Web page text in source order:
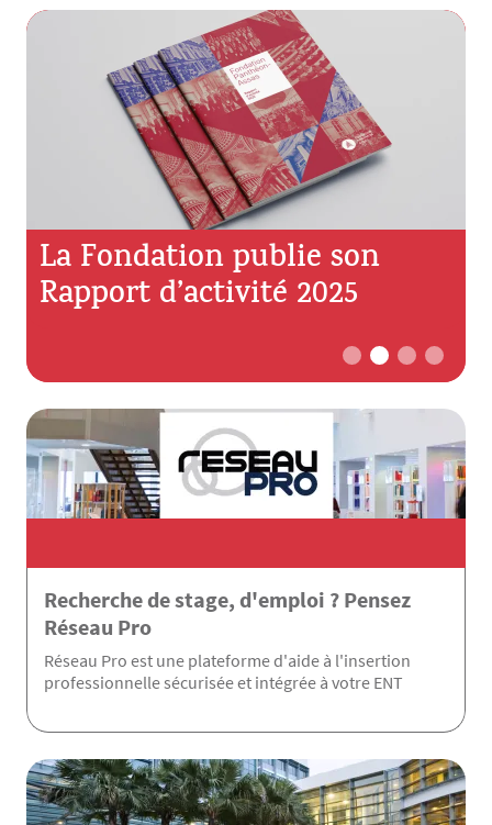
La Fondation publie son
Rapport d’activité 2025
Recherche de stage, d'emploi ? Pensez
Réseau Pro
Réseau Pro est une plateforme d'aide à l'insertion
professionnelle sécurisée et intégrée à votre ENT